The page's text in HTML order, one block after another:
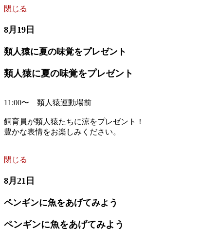
閉じる
8月19日
類人猿に夏の味覚をプレゼント
類人猿に夏の味覚をプレゼント
11:00〜 類人猿運動場前
飼育員が類人猿たちに涼をプレゼント！
豊かな表情をお楽しみください。
閉じる
8月21日
ペンギンに魚をあげてみよう
ペンギンに魚をあげてみよう